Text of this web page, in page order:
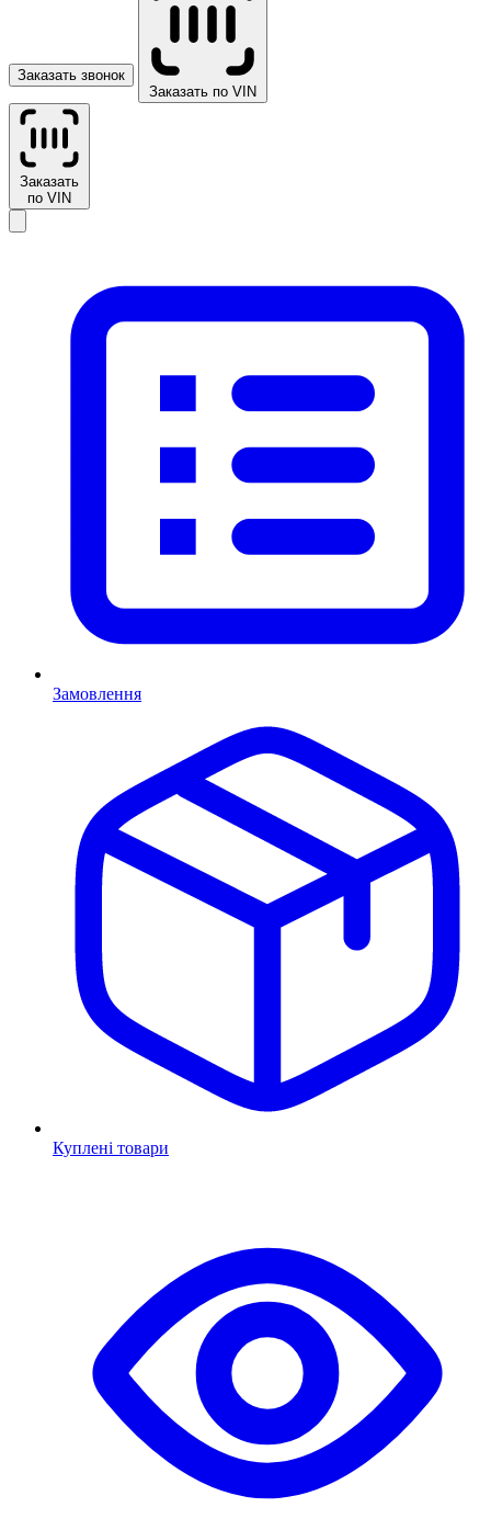
Заказать звонок
Заказать по VIN
Заказать
по VIN
Замовлення
Куплені товари